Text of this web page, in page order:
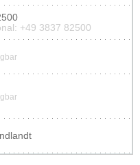
+49 3837 82500